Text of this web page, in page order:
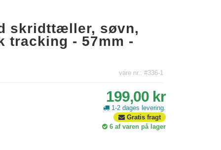
skridttæller, søvn,
tracking - 57mm -
vare nr.: #336-1
199,00 kr
1-2 dages levering.
Gratis fragt
6 af varen på lager